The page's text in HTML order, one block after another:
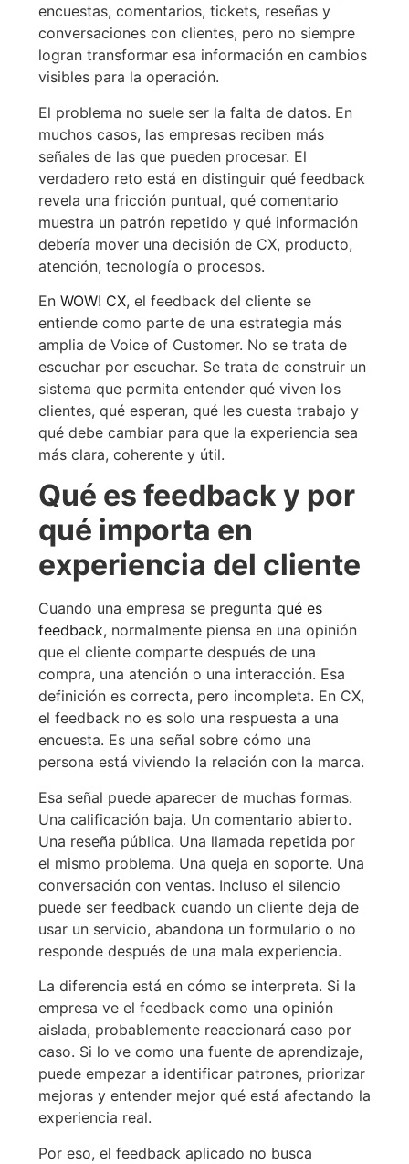
encuestas, comentarios, tickets, reseñas y
conversaciones con clientes, pero no siempre
logran transformar esa información en cambios
visibles para la operación.
El problema no suele ser la falta de datos. En
muchos casos, las empresas reciben más
señales de las que pueden procesar. El
verdadero reto está en distinguir qué feedback
revela una fricción puntual, qué comentario
muestra un patrón repetido y qué información
debería mover una decisión de CX, producto,
atención, tecnología o procesos.
En WOW! CX, el feedback del cliente se
entiende como parte de una estrategia más
amplia de Voice of Customer. No se trata de
escuchar por escuchar. Se trata de construir un
sistema que permita entender qué viven los
clientes, qué esperan, qué les cuesta trabajo y
qué debe cambiar para que la experiencia sea
más clara, coherente y útil.
Qué es feedback y por
qué importa en
experiencia del cliente
Cuando una empresa se pregunta qué es
feedback, normalmente piensa en una opinión
que el cliente comparte después de una
compra, una atención o una interacción. Esa
definición es correcta, pero incompleta. En CX,
el feedback no es solo una respuesta a una
encuesta. Es una señal sobre cómo una
persona está viviendo la relación con la marca.
Esa señal puede aparecer de muchas formas.
Una calificación baja. Un comentario abierto.
Una reseña pública. Una llamada repetida por
el mismo problema. Una queja en soporte. Una
conversación con ventas. Incluso el silencio
puede ser feedback cuando un cliente deja de
usar un servicio, abandona un formulario o no
responde después de una mala experiencia.
La diferencia está en cómo se interpreta. Si la
empresa ve el feedback como una opinión
aislada, probablemente reaccionará caso por
caso. Si lo ve como una fuente de aprendizaje,
puede empezar a identificar patrones, priorizar
mejoras y entender mejor qué está afectando la
experiencia real.
Por eso, el feedback aplicado no busca